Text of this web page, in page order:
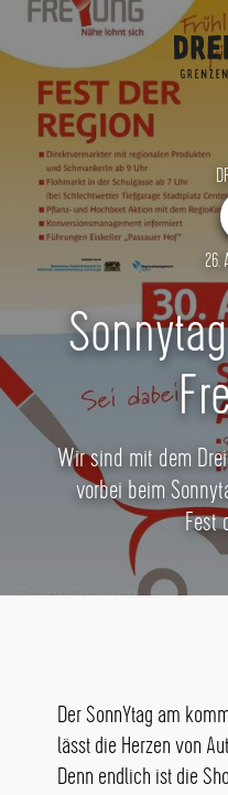
26.
Wir sind mit dem
vorbei beim
Fest
Der SonnYtag am
lässt die Herzen von
Denn endlich ist die